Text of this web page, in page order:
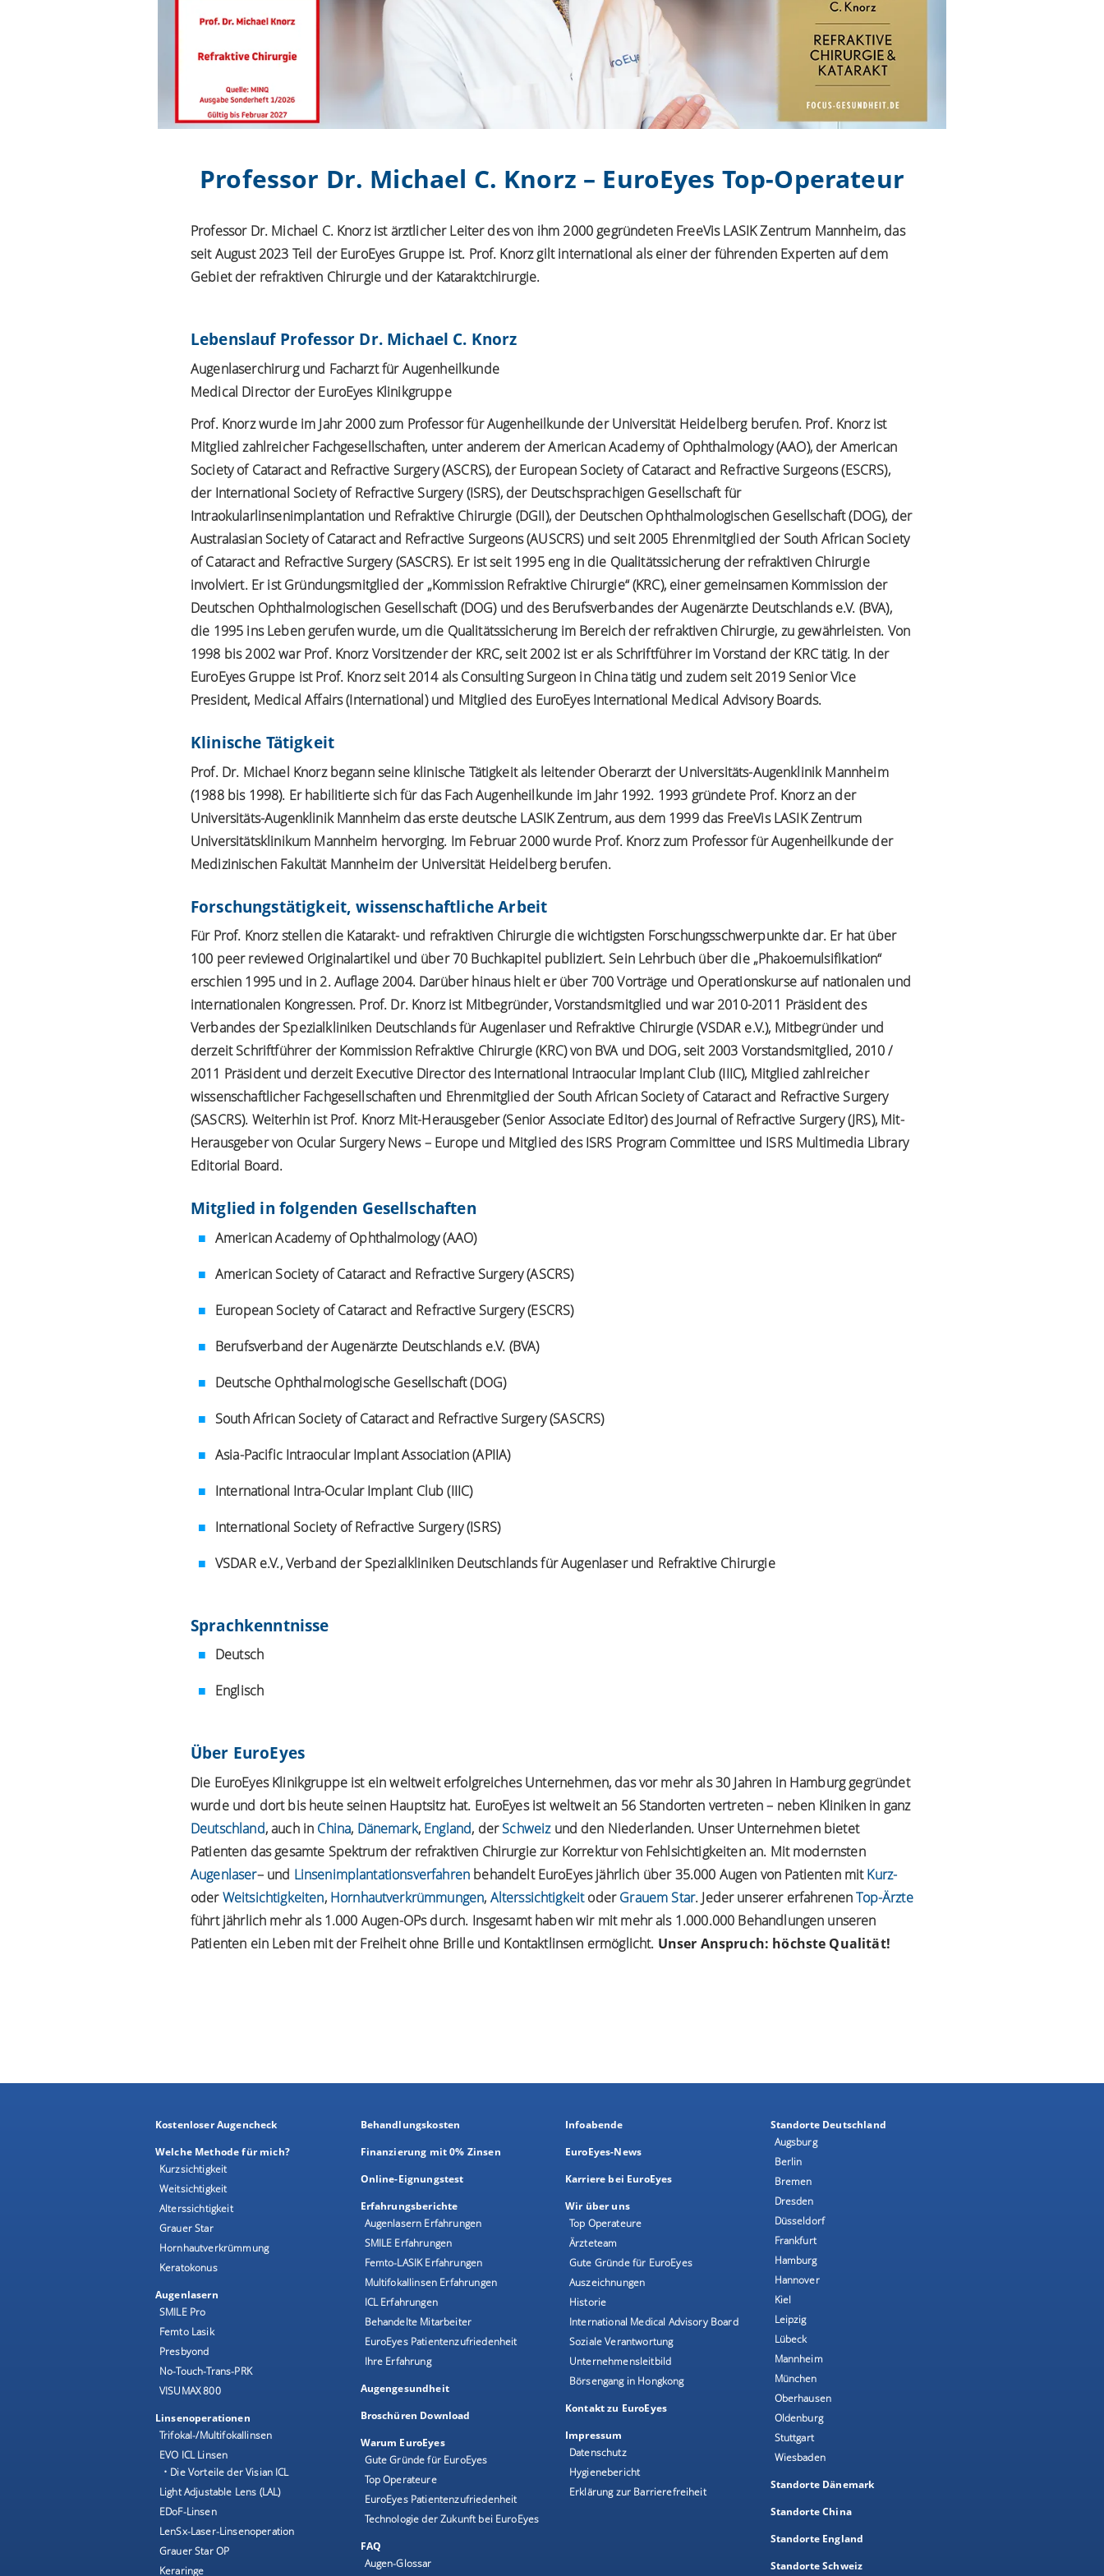
Professor Dr. Michael C. Knorz – EuroEyes Top-Operateur
Professor Dr. Michael C. Knorz ist ärztlicher Leiter des von ihm 2000 gegründeten FreeVis LASIK Zentrum Mannheim, das
seit August 2023 Teil der EuroEyes Gruppe ist. Prof. Knorz gilt international als einer der führenden Experten auf dem
Gebiet der refraktiven Chirurgie und der Kataraktchirurgie.
Lebenslauf Professor Dr. Michael C. Knorz
Augenlaserchirurg und Facharzt für Augenheilkunde
Medical Director der EuroEyes Klinikgruppe
Prof. Knorz wurde im Jahr 2000 zum Professor für Augenheilkunde der Universität Heidelberg berufen. Prof. Knorz ist
Mitglied zahlreicher Fachgesellschaften, unter anderem der American Academy of Ophthalmology (AAO), der American
Society of Cataract and Refractive Surgery (ASCRS), der European Society of Cataract and Refractive Surgeons (ESCRS),
der International Society of Refractive Surgery (ISRS), der Deutschsprachigen Gesellschaft für
Intraokularlinsenimplantation und Refraktive Chirurgie (DGII), der Deutschen Ophthalmologischen Gesellschaft (DOG), der
Australasian Society of Cataract and Refractive Surgeons (AUSCRS) und seit 2005 Ehrenmitglied der South African Society
of Cataract and Refractive Surgery (SASCRS). Er ist seit 1995 eng in die Qualitätssicherung der refraktiven Chirurgie
involviert. Er ist Gründungsmitglied der „Kommission Refraktive Chirurgie“ (KRC), einer gemeinsamen Kommission der
Deutschen Ophthalmologischen Gesellschaft (DOG) und des Berufsverbandes der Augenärzte Deutschlands e.V. (BVA),
die 1995 ins Leben gerufen wurde, um die Qualitätssicherung im Bereich der refraktiven Chirurgie, zu gewährleisten. Von
1998 bis 2002 war Prof. Knorz Vorsitzender der KRC, seit 2002 ist er als Schriftführer im Vorstand der KRC tätig. In der
EuroEyes Gruppe ist Prof. Knorz seit 2014 als Consulting Surgeon in China tätig und zudem seit 2019 Senior Vice
President, Medical Affairs (International) und Mitglied des EuroEyes International Medical Advisory Boards.
Klinische Tätigkeit
Prof. Dr. Michael Knorz begann seine klinische Tätigkeit als leitender Oberarzt der Universitäts-Augenklinik Mannheim
(1988 bis 1998). Er habilitierte sich für das Fach Augenheilkunde im Jahr 1992. 1993 gründete Prof. Knorz an der
Universitäts-Augenklinik Mannheim das erste deutsche LASIK Zentrum, aus dem 1999 das FreeVis LASIK Zentrum
Universitätsklinikum Mannheim hervorging. Im Februar 2000 wurde Prof. Knorz zum Professor für Augenheilkunde der
Medizinischen Fakultät Mannheim der Universität Heidelberg berufen.
Forschungstätigkeit, wissenschaftliche Arbeit
Für Prof. Knorz stellen die Katarakt- und refraktiven Chirurgie die wichtigsten Forschungsschwerpunkte dar. Er hat über
100 peer reviewed Originalartikel und über 70 Buchkapitel publiziert. Sein Lehrbuch über die „Phakoemulsifikation“
erschien 1995 und in 2. Auflage 2004. Darüber hinaus hielt er über 700 Vorträge und Operationskurse auf nationalen und
internationalen Kongressen. Prof. Dr. Knorz ist Mitbegründer, Vorstandsmitglied und war 2010-2011 Präsident des
Verbandes der Spezialkliniken Deutschlands für Augenlaser und Refraktive Chirurgie (VSDAR e.V.), Mitbegründer und
derzeit Schriftführer der Kommission Refraktive Chirurgie (KRC) von BVA und DOG, seit 2003 Vorstandsmitglied, 2010 /
2011 Präsident und derzeit Executive Director des International Intraocular Implant Club (IIIC), Mitglied zahlreicher
wissenschaftlicher Fachgesellschaften und Ehrenmitglied der South African Society of Cataract and Refractive Surgery
(SASCRS). Weiterhin ist Prof. Knorz Mit-Herausgeber (Senior Associate Editor) des Journal of Refractive Surgery (JRS), Mit-
Herausgeber von Ocular Surgery News – Europe und Mitglied des ISRS Program Committee und ISRS Multimedia Library
Editorial Board.
Mitglied in folgenden Gesellschaften
American Academy of Ophthalmology (AAO)
American Society of Cataract and Refractive Surgery (ASCRS)
European Society of Cataract and Refractive Surgery (ESCRS)
Berufsverband der Augenärzte Deutschlands e.V. (BVA)
Deutsche Ophthalmologische Gesellschaft (DOG)
South African Society of Cataract and Refractive Surgery (SASCRS)
Asia-Pacific Intraocular Implant Association (APIIA)
International Intra-Ocular Implant Club (IIIC)
International Society of Refractive Surgery (ISRS)
VSDAR e.V., Verband der Spezialkliniken Deutschlands für Augenlaser und Refraktive Chirurgie
Sprachkenntnisse
Deutsch
Englisch
Über EuroEyes
Die EuroEyes Klinikgruppe ist ein weltweit erfolgreiches Unternehmen, das vor mehr als 30 Jahren in Hamburg gegründet
wurde und dort bis heute seinen Hauptsitz hat. EuroEyes ist weltweit an 56 Standorten vertreten – neben Kliniken in ganz
Deutschland, auch in China, Dänemark, England, derSchweizund den Niederlanden. Unser Unternehmen bietet
Patienten das gesamte Spektrum der refraktiven Chirurgie zur Korrektur von Fehlsichtigkeiten an. Mit modernsten
Augenlaser– und Linsenimplantationsverfahren behandelt EuroEyes jährlich über 35.000 Augen von Patienten mitKurz-
oderWeitsichtigkeiten, Hornhautverkrümmungen, AlterssichtigkeitoderGrauem Star. Jeder unserer erfahrenenTop-Ärzte
führt jährlich mehr als 1.000 Augen-OPs durch. Insgesamt haben wir mit mehr als 1.000.000 Behandlungen unseren
Patienten ein Leben mit der Freiheit ohne Brille und Kontaktlinsen ermöglicht. Unser Anspruch: höchste Qualität!
Kostenloser Augencheck
Welche Methode für mich?
Kurzsichtigkeit
Weitsichtigkeit
Alterssichtigkeit
Grauer Star
Hornhautverkrümmung
Keratokonus
Augenlasern
SMILE Pro
Femto Lasik
Presbyond
No-Touch-Trans-PRK
VISUMAX 800
Linsenoperationen
Trifokal-/Multifokallinsen
EVO ICL Linsen
• Die Vorteile der Visian ICL
Light Adjustable Lens (LAL)
EDoF-Linsen
LenSx-Laser-Linsenoperation
Grauer Star OP
Keraringe
Behandlungskosten
Finanzierung mit 0% Zinsen
Online-Eignungstest
Erfahrungsberichte
Augenlasern Erfahrungen
SMILE Erfahrungen
Femto-LASIK Erfahrungen
Multifokallinsen Erfahrungen
ICL Erfahrungen
Behandelte Mitarbeiter
EuroEyes Patientenzufriedenheit
Ihre Erfahrung
Augengesundheit
Broschüren Download
Warum EuroEyes
Gute Gründe für EuroEyes
Top Operateure
EuroEyes Patientenzufriedenheit
Technologie der Zukunft bei EuroEyes
FAQ
Augen-Glossar
Infoabende
EuroEyes-News
Karriere bei EuroEyes
Wir über uns
Top Operateure
Ärzteteam
Gute Gründe für EuroEyes
Auszeichnungen
Historie
International Medical Advisory Board
Soziale Verantwortung
Unternehmensleitbild
Börsengang in Hongkong
Kontakt zu EuroEyes
Impressum
Datenschutz
Hygienebericht
Erklärung zur Barrierefreiheit
Standorte Deutschland
Augsburg
Berlin
Bremen
Dresden
Düsseldorf
Frankfurt
Hamburg
Hannover
Kiel
Leipzig
Lübeck
Mannheim
München
Oberhausen
Oldenburg
Stuttgart
Wiesbaden
Standorte Dänemark
Standorte China
Standorte England
Standorte Schweiz